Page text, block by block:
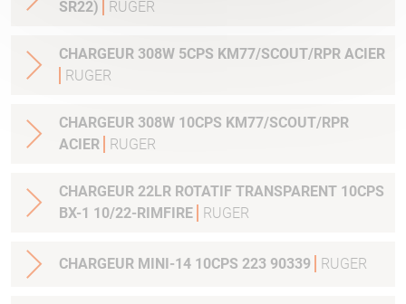
SR22)
RUGER
CHARGEUR 308W 5CPS KM77/SCOUT/RPR ACIER
RUGER
CHARGEUR 308W 10CPS KM77/SCOUT/RPR
ACIER
RUGER
CHARGEUR 22LR ROTATIF TRANSPARENT 10CPS
BX-1 10/22-RIMFIRE
RUGER
CHARGEUR MINI-14 10CPS 223 90339 RUGER